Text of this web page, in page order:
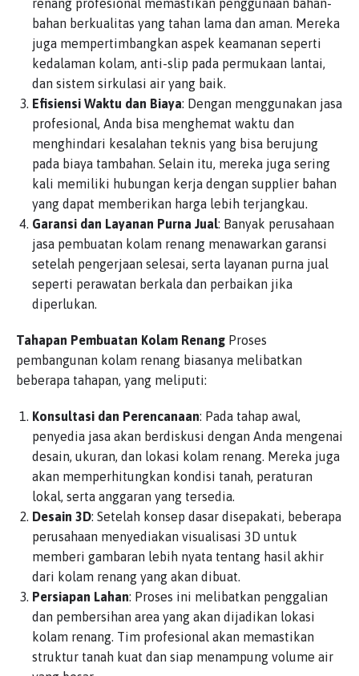
renang profesional memastikan penggunaan bahan-
bahan berkualitas yang tahan lama dan aman. Mereka
juga mempertimbangkan aspek keamanan seperti
kedalaman kolam, anti-slip pada permukaan lantai,
dan sistem sirkulasi air yang baik.
Efisiensi Waktu dan Biaya: Dengan menggunakan jasa
profesional, Anda bisa menghemat waktu dan
menghindari kesalahan teknis yang bisa berujung
pada biaya tambahan. Selain itu, mereka juga sering
kali memiliki hubungan kerja dengan supplier bahan
yang dapat memberikan harga lebih terjangkau.
Garansi dan Layanan Purna Jual: Banyak perusahaan
jasa pembuatan kolam renang menawarkan garansi
setelah pengerjaan selesai, serta layanan purna jual
seperti perawatan berkala dan perbaikan jika
diperlukan.
Tahapan Pembuatan Kolam Renang Proses
pembangunan kolam renang biasanya melibatkan
beberapa tahapan, yang meliputi:
Konsultasi dan Perencanaan: Pada tahap awal,
penyedia jasa akan berdiskusi dengan Anda mengenai
desain, ukuran, dan lokasi kolam renang. Mereka juga
akan memperhitungkan kondisi tanah, peraturan
lokal, serta anggaran yang tersedia.
Desain 3D: Setelah konsep dasar disepakati, beberapa
perusahaan menyediakan visualisasi 3D untuk
memberi gambaran lebih nyata tentang hasil akhir
dari kolam renang yang akan dibuat.
Persiapan Lahan: Proses ini melibatkan penggalian
dan pembersihan area yang akan dijadikan lokasi
kolam renang. Tim profesional akan memastikan
struktur tanah kuat dan siap menampung volume air